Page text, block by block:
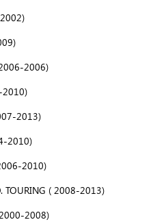
2006)
2010)
2013)
2010)
2010)
TOURING ( 2008-2013)
2008)